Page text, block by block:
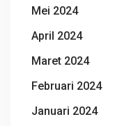
Mei 2024
April 2024
Maret 2024
Februari 2024
Januari 2024